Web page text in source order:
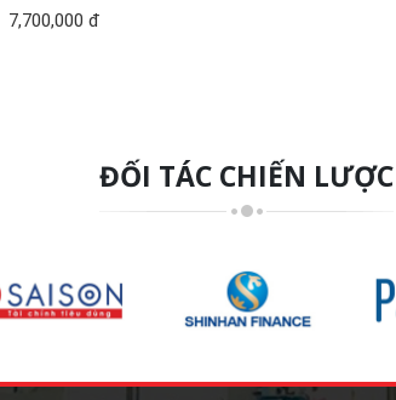
7,700,000 đ
ĐỐI TÁC CHIẾN LƯỢC